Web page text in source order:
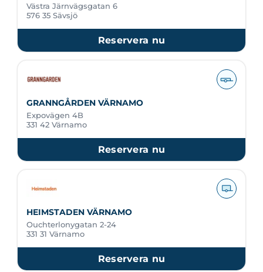
Västra Järnvägsgatan 6
576 35 Sävsjö
Reservera nu
GRANNGÅRDEN VÄRNAMO
Expovägen 4B
331 42 Värnamo
Reservera nu
HEIMSTADEN VÄRNAMO
Ouchterlonygatan 2-24
331 31 Värnamo
Reservera nu